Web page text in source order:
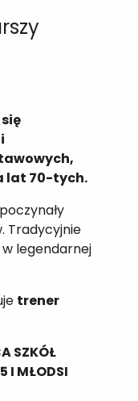
lat 70-tych.
Tradycyjnie
legendarnej
trener
SZKÓŁ
I MŁODSI